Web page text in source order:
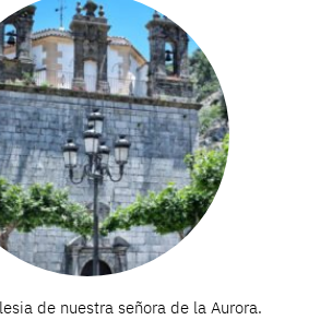
de nuestra señora de la Aurora.